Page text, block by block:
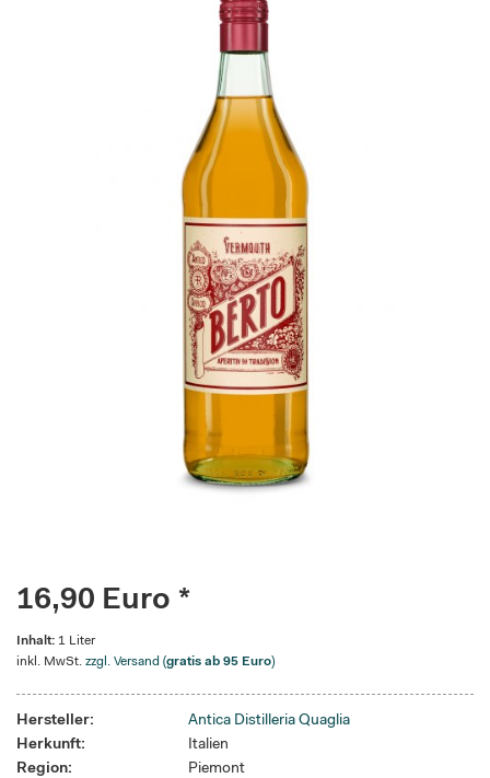
16,90 Euro *
Inhalt: 1 Liter
inkl. MwSt. zzgl. Versand (gratis ab 95 Euro)
Hersteller:
Antica Distilleria Quaglia
Herkunft:
Italien
Region:
Piemont